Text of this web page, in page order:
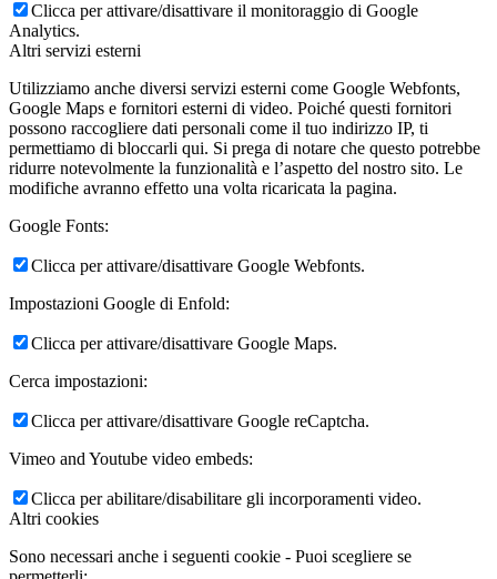
Clicca per attivare/disattivare il monitoraggio di Google
Analytics.
Altri servizi esterni
Utilizziamo anche diversi servizi esterni come Google Webfonts,
Google Maps e fornitori esterni di video. Poiché questi fornitori
possono raccogliere dati personali come il tuo indirizzo IP, ti
permettiamo di bloccarli qui. Si prega di notare che questo potrebbe
ridurre notevolmente la funzionalità e l’aspetto del nostro sito. Le
modifiche avranno effetto una volta ricaricata la pagina.
Google Fonts:
Clicca per attivare/disattivare Google Webfonts.
Impostazioni Google di Enfold:
Clicca per attivare/disattivare Google Maps.
Cerca impostazioni:
Clicca per attivare/disattivare Google reCaptcha.
Vimeo and Youtube video embeds:
Clicca per abilitare/disabilitare gli incorporamenti video.
Altri cookies
Sono necessari anche i seguenti cookie - Puoi scegliere se